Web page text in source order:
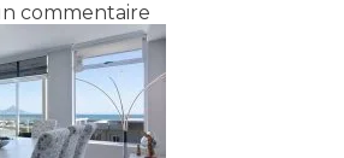
commentaire